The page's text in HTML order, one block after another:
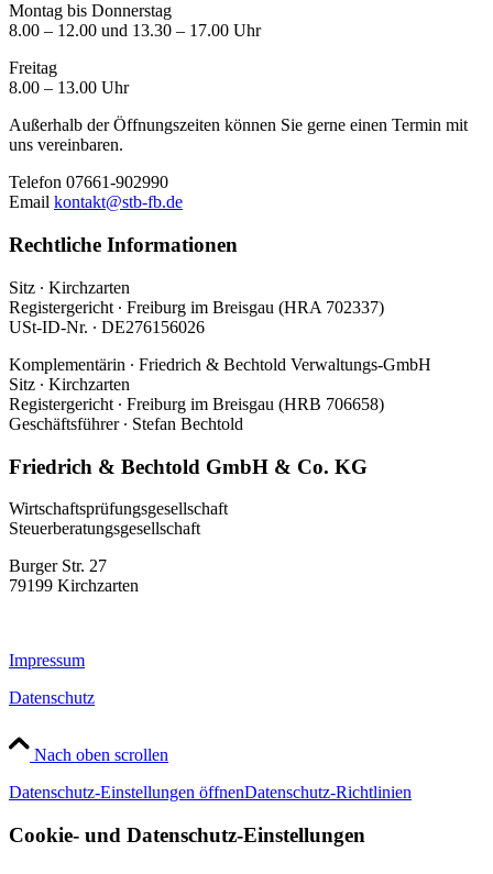
Montag bis Donnerstag
8.00 – 12.00 und 13.30 – 17.00 Uhr
Freitag
8.00 – 13.00 Uhr
Außerhalb der Öffnungszeiten können Sie gerne einen Termin mit
uns vereinbaren.
Telefon 07661-902990
Email kontakt@stb-fb.de
Rechtliche Informationen
Sitz ∙ Kirchzarten
Registergericht ∙ Freiburg im Breisgau (HRA 702337)
USt-ID-Nr. ∙ DE276156026
Komplementärin ∙ Friedrich & Bechtold Verwaltungs-GmbH
Sitz ∙ Kirchzarten
Registergericht ∙ Freiburg im Breisgau (HRB 706658)
Geschäftsführer ∙ Stefan Bechtold
Friedrich & Bechtold GmbH & Co. KG
Wirtschaftsprüfungsgesellschaft
Steuerberatungsgesellschaft
Burger Str. 27
79199 Kirchzarten
Impressum
Datenschutz
Nach oben scrollen
Datenschutz-Einstellungen öffnenDatenschutz-Richtlinien
Cookie- und Datenschutz-Einstellungen